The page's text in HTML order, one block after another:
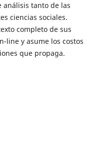
tanto de las
ciencias sociales.
completo de sus
line y asume los costos
que propaga.